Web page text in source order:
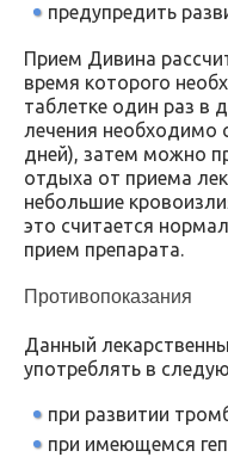
предупредить
Прием Дивина
время которого
таблетке один раз в
лечения необходимо
дней), затем можно
отдыха от приема
небольшие
это считается
прием препарата.
Противопоказания
Данный
употреблять в
при развитии
при имеющемся